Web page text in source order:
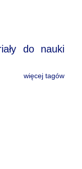
do nauki
więcej tagów